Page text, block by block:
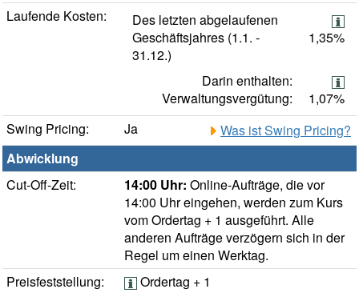
Laufende Kosten:
Des letzten abgelaufenen
Geschäftsjahres (1.1. -
31.12.)
1,35%
Darin enthalten:
Verwaltungsvergütung:
1,07%
Swing Pricing:
Ja
Was ist Swing Pricing?
Abwicklung
Cut-Off-Zeit:
14:00 Uhr: Online-Aufträge, die vor
14:00 Uhr eingehen, werden zum Kurs
vom Ordertag + 1 ausgeführt. Alle
anderen Aufträge verzögern sich in der
Regel um einen Werktag.
Preisfeststellung:
Ordertag + 1